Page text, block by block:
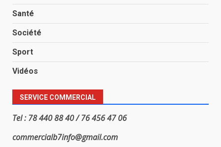
Santé
Société
Sport
Vidéos
SERVICE COMMERCIAL
Tel : 78 440 88 40 / 76 456 47 06
commercialb7info@gmail.com